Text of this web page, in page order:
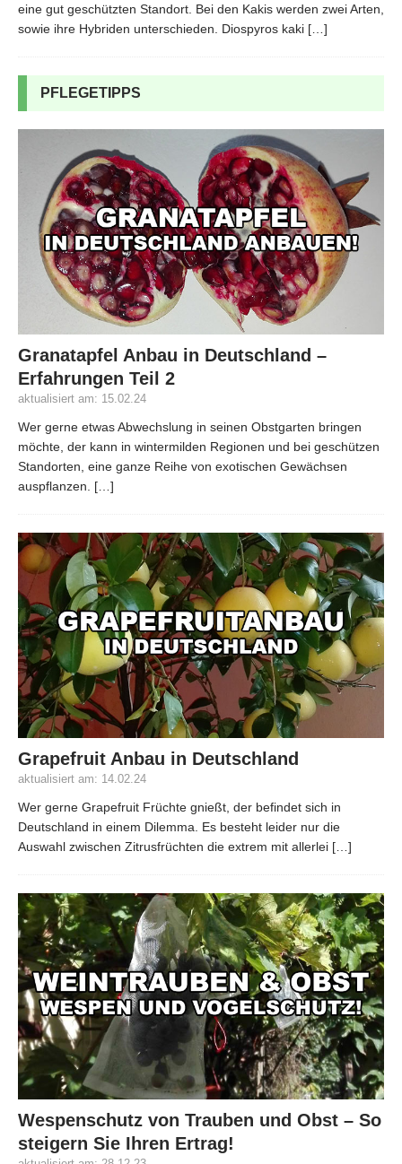
eine gut geschützten Standort. Bei den Kakis werden zwei Arten,
sowie ihre Hybriden unterschieden. Diospyros kaki […]
PFLEGETIPPS
Granatapfel Anbau in Deutschland –
Erfahrungen Teil 2
aktualisiert am: 15.02.24
Wer gerne etwas Abwechslung in seinen Obstgarten bringen
möchte, der kann in wintermilden Regionen und bei geschützen
Standorten, eine ganze Reihe von exotischen Gewächsen
auspflanzen. […]
Grapefruit Anbau in Deutschland
aktualisiert am: 14.02.24
Wer gerne Grapefruit Früchte gnießt, der befindet sich in
Deutschland in einem Dilemma. Es besteht leider nur die
Auswahl zwischen Zitrusfrüchten die extrem mit allerlei […]
Wespenschutz von Trauben und Obst – So
steigern Sie Ihren Ertrag!